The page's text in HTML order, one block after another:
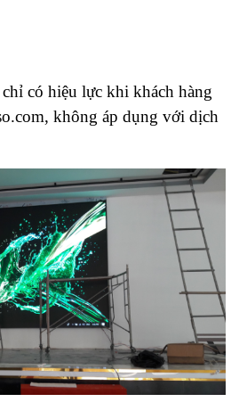
có hiệu lực khi khách hàng
không áp dụng với dịch